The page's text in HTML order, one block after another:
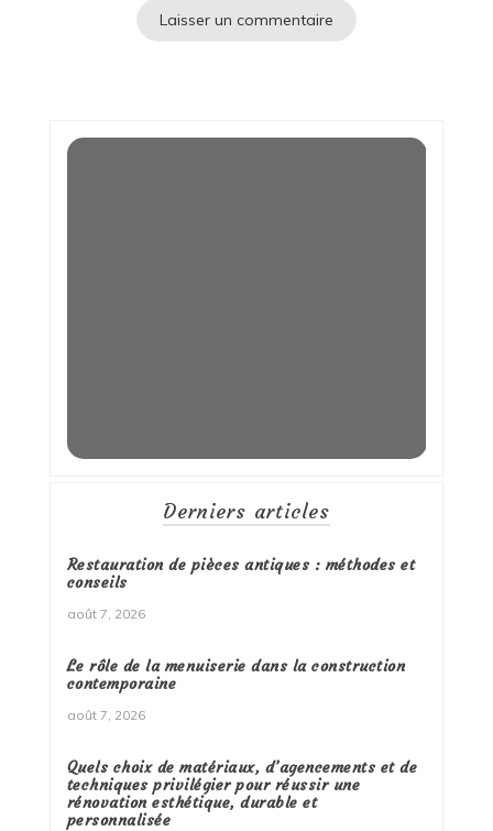
Derniers articles
Restauration de pièces antiques : méthodes et
conseils
août 7, 2026
Le rôle de la menuiserie dans la construction
contemporaine
août 7, 2026
Quels choix de matériaux, d’agencements et de
techniques privilégier pour réussir une
rénovation esthétique, durable et
personnalisée